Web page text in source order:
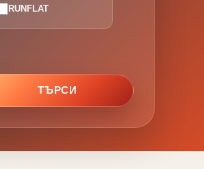
RUNFLAT
ТЪРСИ